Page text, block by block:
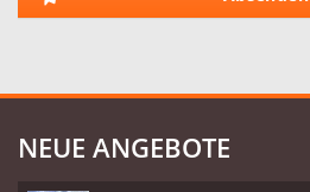
NEUE ANGEBOTE